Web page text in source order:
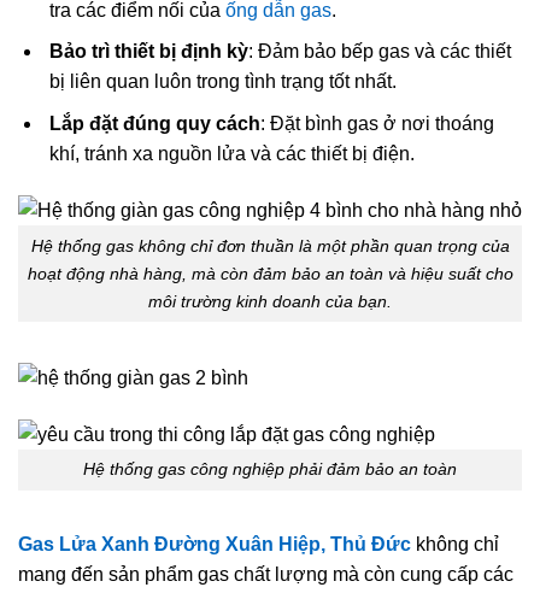
tra các điểm nối của ống dẫn gas.
Bảo trì thiết bị định kỳ: Đảm bảo bếp gas và các thiết
bị liên quan luôn trong tình trạng tốt nhất.
Lắp đặt đúng quy cách: Đặt bình gas ở nơi thoáng
khí, tránh xa nguồn lửa và các thiết bị điện.
Hệ thống gas không chỉ đơn thuần là một phần quan trọng của
hoạt động nhà hàng, mà còn đảm bảo an toàn và hiệu suất cho
môi trường kinh doanh của bạn.
Hệ thống gas công nghiệp phải đảm bảo an toàn
Gas Lửa Xanh Đường Xuân Hiệp, Thủ Đức không chỉ
mang đến sản phẩm gas chất lượng mà còn cung cấp các